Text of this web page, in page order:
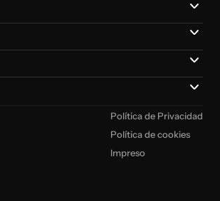
Política de Privacidad
Política de cookies
Impreso